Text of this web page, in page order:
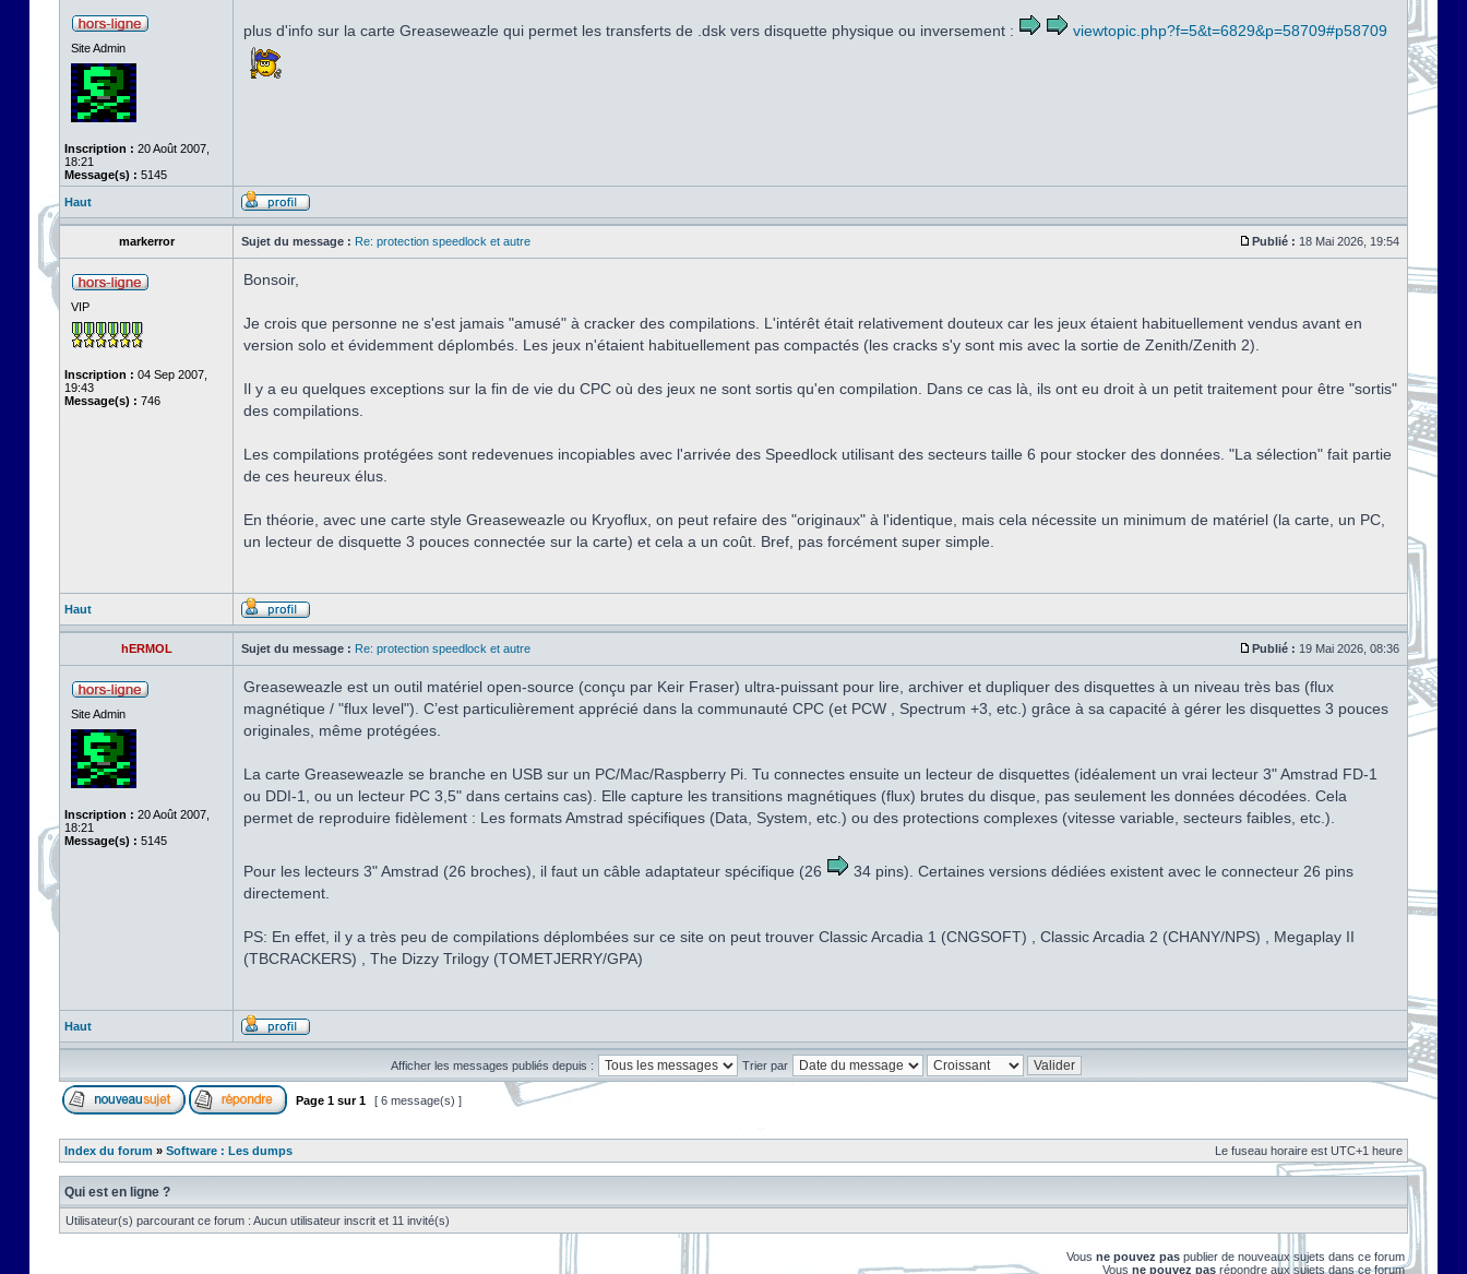
Site Admin
Inscription : 20 Août 2007,
18:21
Message(s) : 5145
plus d'info sur la carte Greaseweazle qui permet les transferts de .dsk vers disquette physique ou inversement : viewtopic.php?f=5&t=6829&p=58709#p58709
Haut
markerror Sujet du message : Re: protection speedlock et autre Publié : 18 Mai 2026, 19:54
VIP
Inscription : 04 Sep 2007,
19:43
Message(s) : 746
Bonsoir,
Je crois que personne ne s'est jamais "amusé" à cracker des compilations. L'intérêt était relativement douteux car les jeux étaient habituellement vendus avant en
version solo et évidemment déplombés. Les jeux n'étaient habituellement pas compactés (les cracks s'y sont mis avec la sortie de Zenith/Zenith 2).
Il y a eu quelques exceptions sur la fin de vie du CPC où des jeux ne sont sortis qu'en compilation. Dans ce cas là, ils ont eu droit à un petit traitement pour être "sortis"
des compilations.
Les compilations protégées sont redevenues incopiables avec l'arrivée des Speedlock utilisant des secteurs taille 6 pour stocker des données. "La sélection" fait partie
de ces heureux élus.
En théorie, avec une carte style Greaseweazle ou Kryoflux, on peut refaire des "originaux" à l'identique, mais cela nécessite un minimum de matériel (la carte, un PC,
un lecteur de disquette 3 pouces connectée sur la carte) et cela a un coût. Bref, pas forcément super simple.
Haut
hERMOL Sujet du message : Re: protection speedlock et autre Publié : 19 Mai 2026, 08:36
Site Admin
Inscription : 20 Août 2007,
18:21
Message(s) : 5145
Greaseweazle est un outil matériel open-source (conçu par Keir Fraser) ultra-puissant pour lire, archiver et dupliquer des disquettes à un niveau très bas (flux
magnétique / "flux level"). C’est particulièrement apprécié dans la communauté CPC (et PCW , Spectrum +3, etc.) grâce à sa capacité à gérer les disquettes 3 pouces
originales, même protégées.
La carte Greaseweazle se branche en USB sur un PC/Mac/Raspberry Pi. Tu connectes ensuite un lecteur de disquettes (idéalement un vrai lecteur 3" Amstrad FD-1
ou DDI-1, ou un lecteur PC 3,5" dans certains cas). Elle capture les transitions magnétiques (flux) brutes du disque, pas seulement les données décodées. Cela
permet de reproduire fidèlement : Les formats Amstrad spécifiques (Data, System, etc.) ou des protections complexes (vitesse variable, secteurs faibles, etc.).
Pour les lecteurs 3" Amstrad (26 broches), il faut un câble adaptateur spécifique (26
34 pins). Certaines versions dédiées existent avec le connecteur 26 pins
directement.
PS: En effet, il y a très peu de compilations déplombées sur ce site on peut trouver Classic Arcadia 1 (CNGSOFT) , Classic Arcadia 2 (CHANY/NPS) , Megaplay II
(TBCRACKERS) , The Dizzy Trilogy (TOMETJERRY/GPA)
Haut
Afficher les messages publiés depuis : Trier par
Page 1 sur1 [ 6 message(s) ]
Index du forum » Software : Les dumps Le fuseau horaire est UTC+1 heure
Qui est en ligne ?
Utilisateur(s) parcourant ce forum : Aucun utilisateur inscrit et 11 invité(s)
Vous ne pouvez pas publier de nouveaux sujets dans ce forum
Vous ne pouvez pas répondre aux sujets dans ce forum